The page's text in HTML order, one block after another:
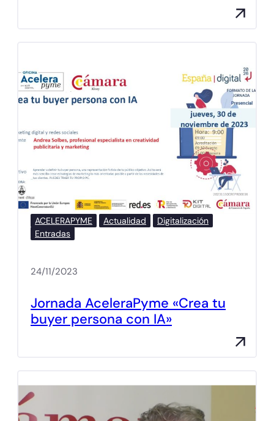
ACELERAPYME Actualidad
Digitalización
Entradas
24/11/2023
Jornada AceleraPyme «Crea tu
buyer persona con IA»